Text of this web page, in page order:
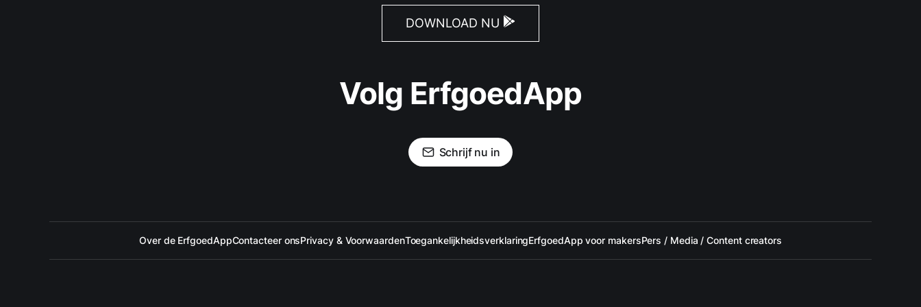
DOWNLOAD NU
Volg ErfgoedApp
Schrijf nu in
Over de ErfgoedAppContacteer onsPrivacy & VoorwaardenToegankelijkheidsverklaringErfgoedApp voor makersPers / Media / Content creators